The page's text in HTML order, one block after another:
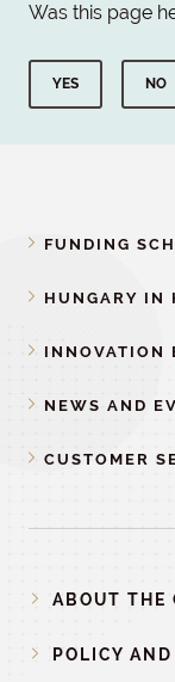
Was this page
YES NO
FUNDING
HUNGARY IN
INNOVATION
NEWS AND
CUSTOMER
ABOUT THE
POLICY